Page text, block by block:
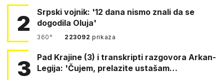
2
Srpski vojnik: '12 dana nismo znali da se
dogodila Oluja'
360° 223092prikaza
3
Pad Krajine (3) i transkripti razgovora Arkan-
Legija: 'Čujem, prelazite ustašam…